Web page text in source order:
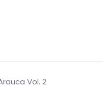
Vol. 2